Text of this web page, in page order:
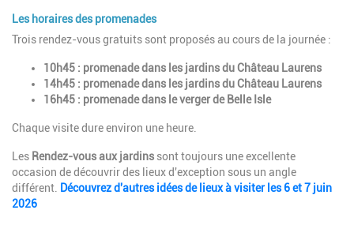
Les horaires des promenades
Trois rendez-vous gratuits sont proposés au cours de la journée :
10h45 : promenade dans les jardins du Château Laurens
14h45 : promenade dans les jardins du Château Laurens
16h45 : promenade dans le verger de Belle Isle
Chaque visite dure environ une heure.
Les Rendez-vous aux jardins sont toujours une excellente
occasion de découvrir des lieux d'exception sous un angle
différent.
Découvrez d'autres idées de lieux à visiter les 6 et 7 juin
2026